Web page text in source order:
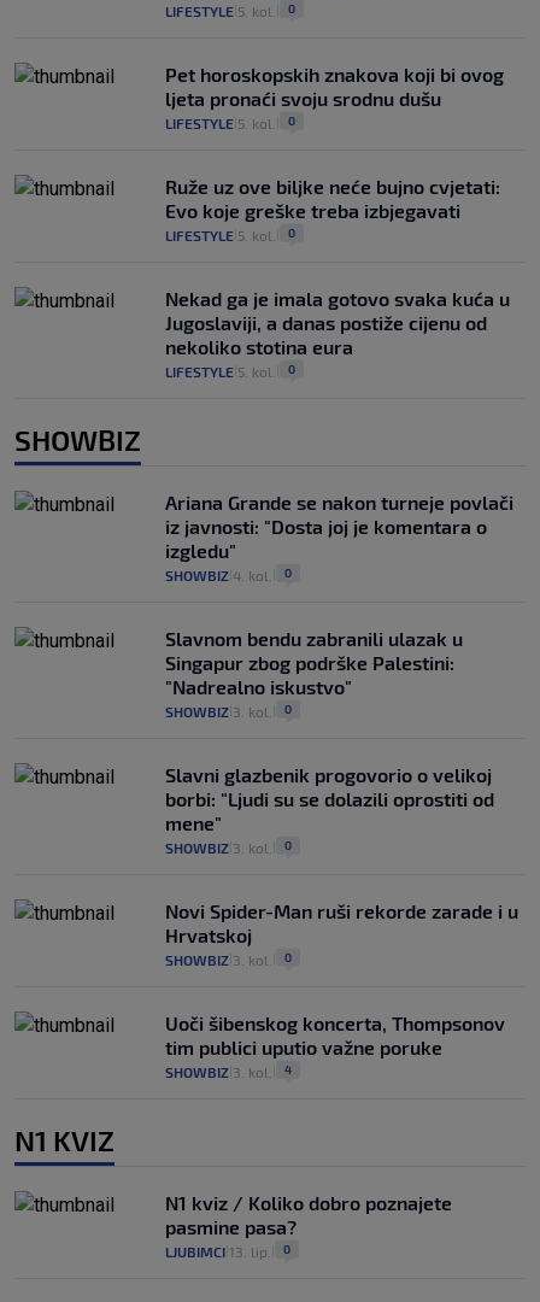
LIFESTYLE 5. kol. 0
Pet horoskopskih znakova koji bi ovog
ljeta pronaći svoju srodnu dušu
LIFESTYLE 5. kol. 0
Ruže uz ove biljke neće bujno cvjetati:
Evo koje greške treba izbjegavati
LIFESTYLE 5. kol. 0
Nekad ga je imala gotovo svaka kuća u
Jugoslaviji, a danas postiže cijenu od
nekoliko stotina eura
LIFESTYLE 5. kol. 0
SHOWBIZ
Ariana Grande se nakon turneje povlači
iz javnosti: "Dosta joj je komentara o
izgledu"
SHOWBIZ 4. kol. 0
Slavnom bendu zabranili ulazak u
Singapur zbog podrške Palestini:
"Nadrealno iskustvo"
SHOWBIZ 3. kol. 0
Slavni glazbenik progovorio o velikoj
borbi: "Ljudi su se dolazili oprostiti od
mene"
SHOWBIZ 3. kol. 0
Novi Spider-Man ruši rekorde zarade i u
Hrvatskoj
SHOWBIZ 3. kol. 0
Uoči šibenskog koncerta, Thompsonov
tim publici uputio važne poruke
SHOWBIZ 3. kol. 4
N1 KVIZ
N1 kviz / Koliko dobro poznajete
pasmine pasa?
LJUBIMCI 13. lip. 0